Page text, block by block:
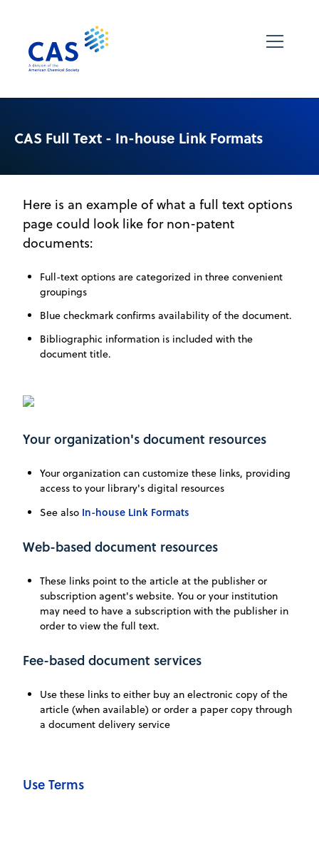
CAS Full Text - In-house Link Formats
Here is an example of what a full text options
page could look like for non-patent
documents:
Full-text options are categorized in three convenient
groupings
Blue checkmark confirms availability of the document.
Bibliographic information is included with the
document title.
Your organization's document resources
Your organization can customize these links, providing
access to your library's digital resources
See also In-house Link Formats
Web-based document resources
These links point to the article at the publisher or
subscription agent's website. You or your institution
may need to have a subscription with the publisher in
order to view the full text.
Fee-based document services
Use these links to either buy an electronic copy of the
article (when available) or order a paper copy through
a document delivery service
Use Terms